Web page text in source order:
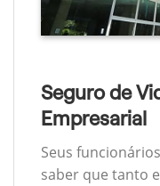
Seguro de
Empresarial
Seus
saber que tanto